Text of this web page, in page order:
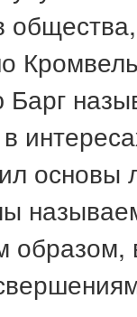
основы